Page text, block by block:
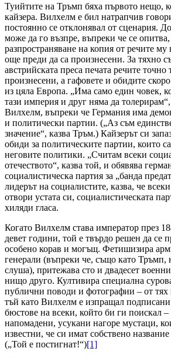
Туийтите на Тръмп бяха първото нещо,
кайзера. Вилхелм е бил натрапчив
постоянно се отклонявал от сценария.
може да го възпре, въпреки че се опитва,
разпространяване на копия от речите му
още преди да са произнесени. За тяхно
австрийската преса печата речите точно
произнесени, а гафовете и обидите
из цяла Европа. „Има само един човек,
тази империя и друг няма да
Вилхелм, въпреки че Германия има
и политически партии. („Аз съм
значение“, казва Тръм.) Кайзерът си
обиди за политическите партии, които
неговите политики. „Считам всеки
отечеството“, казва той, и обявява
социалистическа партия за „банда
лидерът на социалистите, казва, че
отвори устата си, социалистическата
хиляди гласа.
Когато Вилхелм става император през
девет години, той е твърдо решен да се
особено корав и могъщ. Фетишизира
генерали (въпреки че, също като Тръмп,
слуша), притежава сто и двадесет
нищо друго. Култивира специална
публични поводи и фотографии – от
тъй като Вилхелм е изпращал
бюстове на всеки, който би ги поискал
напомадени, усукани нагоре мустаци,
известни, че си имат собствено название
(„Той е постигнат!“)[1]